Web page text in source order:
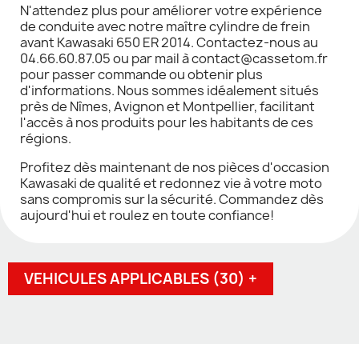
N'attendez plus pour améliorer votre expérience
de conduite avec notre maître cylindre de frein
avant Kawasaki 650 ER 2014. Contactez-nous au
04.66.60.87.05 ou par mail à contact@cassetom.fr
pour passer commande ou obtenir plus
d'informations. Nous sommes idéalement situés
près de Nîmes, Avignon et Montpellier, facilitant
l'accès à nos produits pour les habitants de ces
régions.
Profitez dès maintenant de nos pièces d'occasion
Kawasaki de qualité et redonnez vie à votre moto
sans compromis sur la sécurité. Commandez dès
aujourd'hui et roulez en toute confiance!
VEHICULES APPLICABLES (30) +